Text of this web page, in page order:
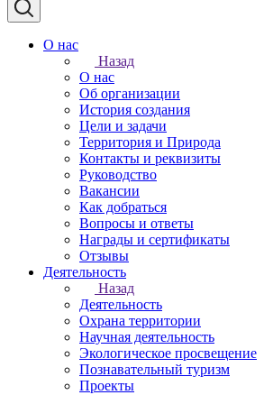
О нас
Назад
О нас
Об организации
История создания
Цели и задачи
Территория и Природа
Контакты и реквизиты
Руководство
Вакансии
Как добраться
Вопросы и ответы
Награды и сертификаты
Отзывы
Деятельность
Назад
Деятельность
Охрана территории
Научная деятельность
Экологическое просвещение
Познавательный туризм
Проекты